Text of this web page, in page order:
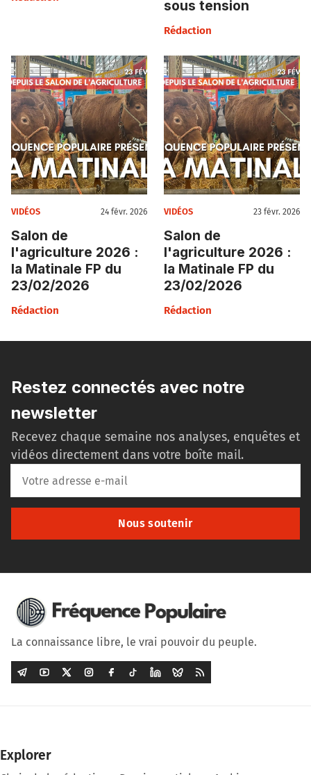
sous tension
Rédaction
VIDÉOS 24 févr. 2026
Salon de
l'agriculture 2026 :
la Matinale FP du
23/02/2026
Rédaction
VIDÉOS 23 févr. 2026
Salon de
l'agriculture 2026 :
la Matinale FP du
23/02/2026
Rédaction
Restez connectés avec notre
newsletter
Recevez chaque semaine nos analyses, enquêtes et
vidéos directement dans votre boîte mail.
Nous soutenir
La connaissance libre, le vrai pouvoir du peuple.
Explorer